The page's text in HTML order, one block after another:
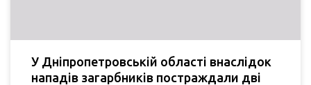
У Дніпропетровській області внаслідок
нападів загарбників постраждали дві